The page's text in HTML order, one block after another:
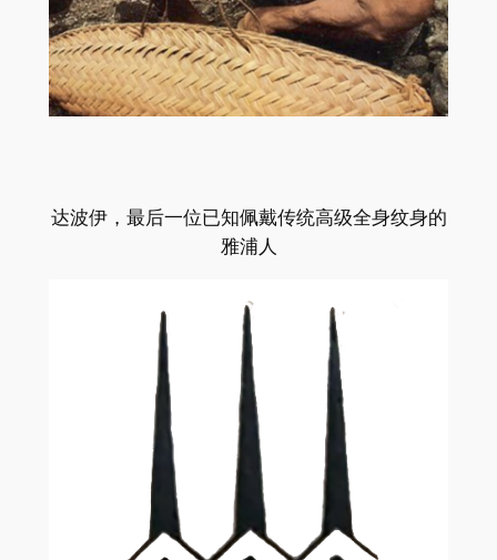
达波伊，最后一位已知佩戴传统高级全身纹身的
雅浦人